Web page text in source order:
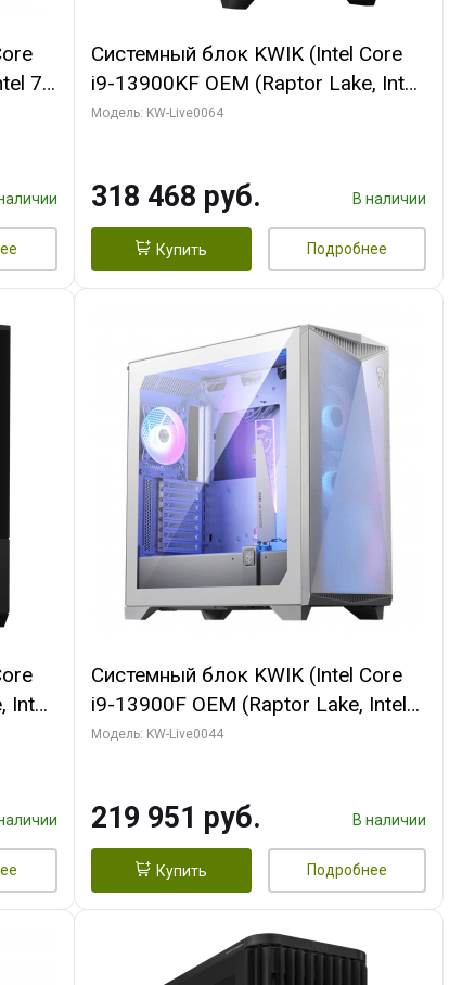
7,
Системный блок KWIK (Intel Core
i9-13900KF OEM (Raptor Lake, Intel
7, C24 16EC/8P/ 64 ГБ ОЗУ (2
2/ 512 ГБ SSD)
Модель: KW-Live0064
318 468 руб. В наличии
Купить Подробнее
Intel
Системный блок KWIK (Intel Core
i9-13900F OEM (Raptor Lake, Intel
7, Efficient-co/ 32 ГБ ОЗУ (2
HD/ 512 ГБ SSD)
Модель: KW-Live0044
219 951 руб. В наличии
Купить Подробнее